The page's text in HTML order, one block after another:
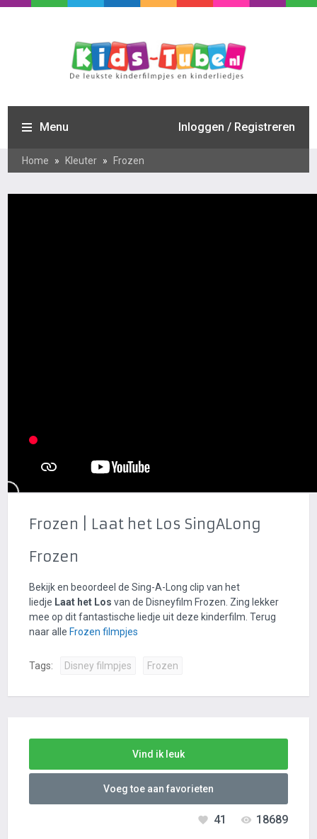
Menu Inloggen / Registreren
Home » Kleuter » Frozen
Frozen | Laat het Los SingALong
Frozen
Bekijk en beoordeel de Sing-A-Long clip van het
liedje Laat het Los van de Disneyfilm Frozen. Zing lekker
mee op dit fantastische liedje uit deze kinderfilm. Terug
naar alle Frozen filmpjes
Tags: Disney filmpjes Frozen
Vind ik leuk
Voeg toe aan favorieten
18689
41